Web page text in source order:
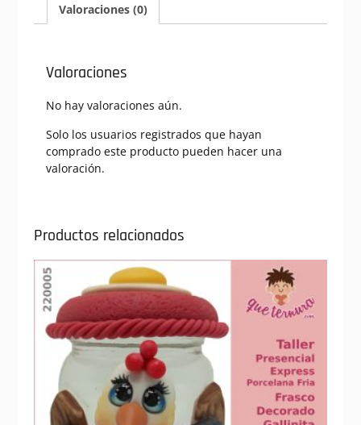
Valoraciones (0)
Valoraciones
No hay valoraciones aún.
Solo los usuarios registrados que hayan
comprado este producto pueden hacer una
valoración.
Productos relacionados